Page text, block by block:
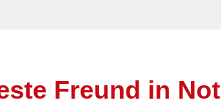
Freund in Not